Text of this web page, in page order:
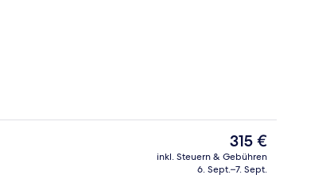
Fassade der Unterkunft
Der
aktuelle
Preis
315 €
inkl. Steuern & Gebühren
6. Sept.–7. Sept.